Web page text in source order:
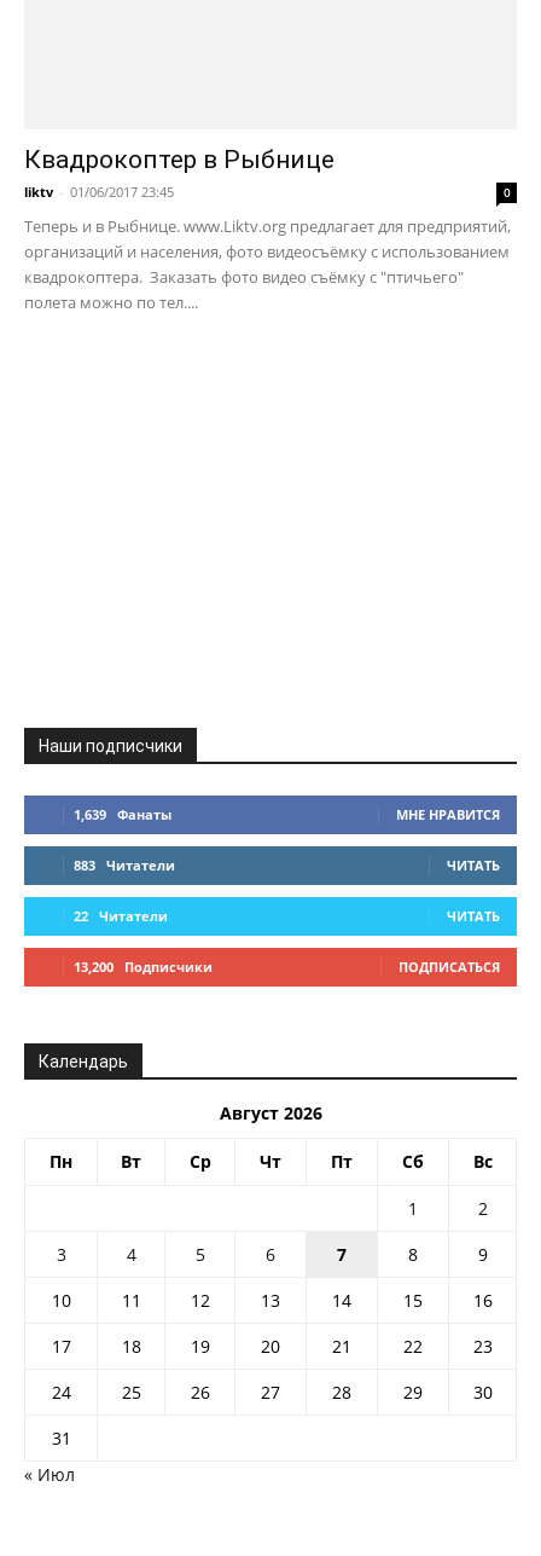
Квадрокоптер в Рыбнице
liktv - 01/06/2017 23:45 0
Теперь и в Рыбнице. www.Liktv.org предлагает для предприятий,
организаций и населения, фото видеосъёмку с использованием
квадрокоптера. Заказать фото видео съёмку с "птичьего"
полета можно по тел....
Наши подписчики
1,639 Фанаты МНЕ НРАВИТСЯ
883 Читатели ЧИТАТЬ
22 Читатели ЧИТАТЬ
13,200 Подписчики ПОДПИСАТЬСЯ
Календарь
Август 2026
Пн Вт Ср Чт Пт Сб Вс
1
2
3
4 5 6 7 8
9
10
11 12 13 14 15
16
17
18 19 20 21 22
23
24
25 26 27 28 29
30
31
« Июл